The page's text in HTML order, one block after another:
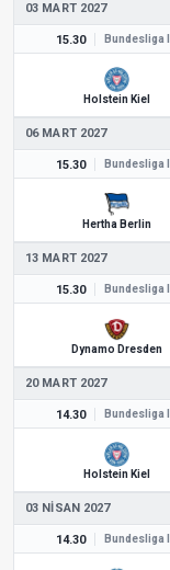
03 MART 2027
15.30 Bundesliga II
Holstein Kiel
06 MART 2027
15.30 Bundesliga II
Hertha Berlin
13 MART 2027
15.30 Bundesliga II
Dynamo Dresden
20 MART 2027
14.30 Bundesliga II
Holstein Kiel
03 NISAN 2027
14.30 Bundesliga II